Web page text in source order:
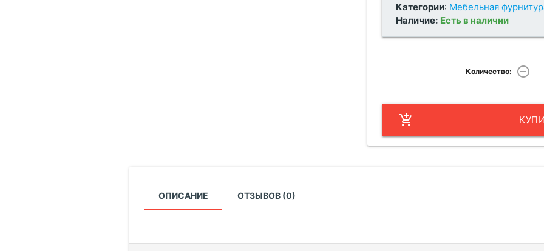
Категории: Мебельная
Наличие: Есть в наличии
Количество: remove_circle_outline
add_shopping_cart
ОПИСАНИЕ ОТЗЫВОВ (0)